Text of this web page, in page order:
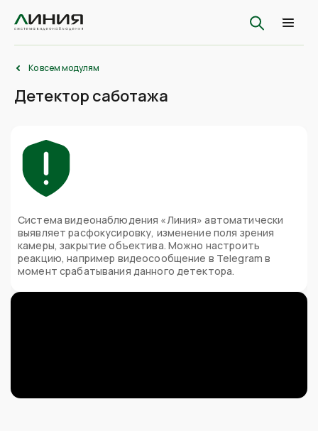
Ко всем модулям
Детектор саботажа
Система видеонаблюдения «Линия» автоматически
выявляет расфокусировку, изменение поля зрения
камеры, закрытие объектива. Можно настроить
реакцию, например видеосообщение в Telegram в
момент срабатывания данного детектора.